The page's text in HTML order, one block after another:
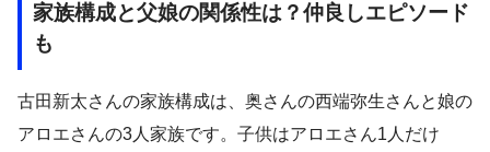
家族構成と父娘の関係性は？仲良しエピソード
も
古田新太さんの家族構成は、奥さんの西端弥生さんと娘の
アロエさんの3人家族です。子供はアロエさん1人だけ